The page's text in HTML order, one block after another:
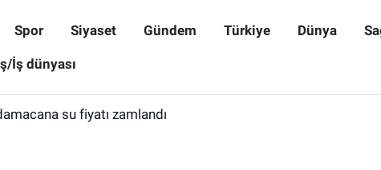
Spor Siyaset Gündem Türkiye Dünya
İş dünyası
su fiyatı zamlandı